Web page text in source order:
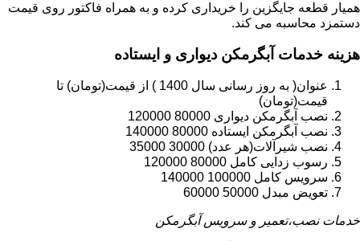
همیار قطعه جایگزین را خریداری کرده و به همراه فاکتور روی قیمت
دستمزد محاسبه می کند.
هزینه خدمات آبگرمکن دیواری و ایستاده
عنوان( به روز رسانی سال 1400 ) از قیمت(تومان) تا
قیمت(تومان)
نصب آبگرمکن دیواری 80000 120000
نصب آبگرمکن ایستاده 80000 140000
نصب شیرآلات(هر عدد) 30000 35000
رسوب زدایی کامل 80000 120000
سرویس کامل 100000 140000
تعویض مبدل 50000 60000
خدمات نصب،تعمیر و سرویس آبگرمکن